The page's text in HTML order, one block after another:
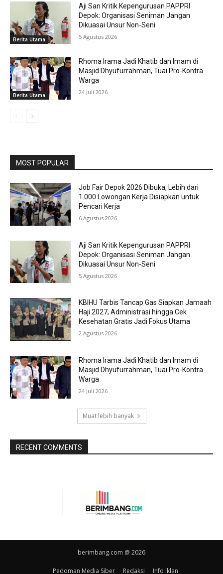
Berita Utama
Aji San Kritik Kepengurusan PAPPRI
Depok: Organisasi Seniman Jangan
Dikuasai Unsur Non-Seni
5 Agustus 2026
Berita Utama
Rhoma Irama Jadi Khatib dan Imam di
Masjid Dhyufurrahman, Tuai Pro-Kontra
Warga
24 Juli 2026
MOST POPULAR
Job Fair Depok 2026 Dibuka, Lebih dari
1.000 Lowongan Kerja Disiapkan untuk
Pencari Kerja
6 Agustus 2026
Aji San Kritik Kepengurusan PAPPRI
Depok: Organisasi Seniman Jangan
Dikuasai Unsur Non-Seni
5 Agustus 2026
KBIHU Tarbis Tancap Gas Siapkan Jamaah
Haji 2027, Administrasi hingga Cek
Kesehatan Gratis Jadi Fokus Utama
2 Agustus 2026
Rhoma Irama Jadi Khatib dan Imam di
Masjid Dhyufurrahman, Tuai Pro-Kontra
Warga
24 Juli 2026
Muat lebih banyak
RECENT COMMENTS
berimbang.com @ 2026
Pedoman Media Siber Redaksi Info Iklan